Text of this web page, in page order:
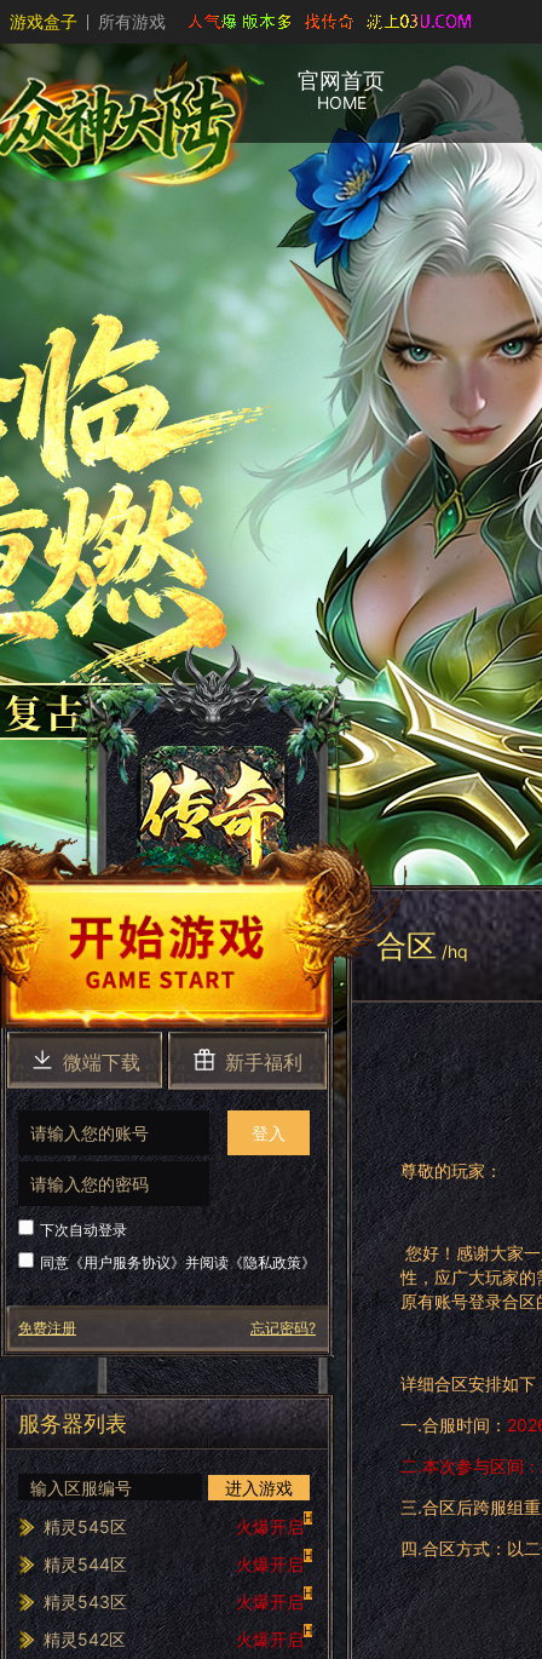
游戏盒子 所有游戏
官网首页
HOME
微端下载 新手福利
登入
下次自动登录
同意《用户服务协议》并阅读《隐私政策》
免费注册 忘记密码?
服务器列表
进入游戏
精灵545区
火爆开启H
精灵544区 火爆开启H
精灵543区 火爆开启H
精灵542区 火爆开启H
合区 /hq
尊敬的玩家：
您好！感谢大家
性，应广大玩家
原有账号登录合
详细合区安排如下
一.合服时间：
二.本次参与区间
三.合区后跨服组
四.合区方式：以